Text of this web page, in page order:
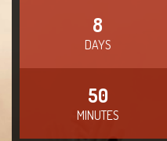
8
DAYS
50
MINUTES